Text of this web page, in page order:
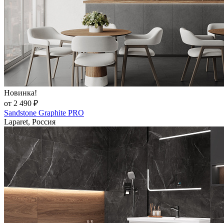
Новинка!
от 2 490 ₽
Sandstone Graphite PRO
Laparet, Россия